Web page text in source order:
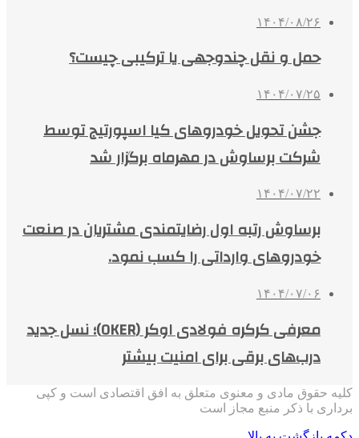
۱۴۰۴/۰۸/۲۶
حمل و نقل چندوجهی یا ترکیبی چیست؟
۱۴۰۴/۰۷/۲۵
جشن تحویل خودروهای کیا اسپورتیج توسط
شرکت برساوش در مهرماه برگزار شد
۱۴۰۴/۰۷/۲۲
برساوش رتبه اول رضایتمندی مشتریان در صنعت
خودروهای وارداتی را کسب نمود.
۱۴۰۴/۰۷/۰۶
معرفی کرکره فولادی اوکر (OKER)؛ نسل جدید
درب‌های برقی برای امنیت بیشتر
کلیه حقوق مادی و معنوی متعلق به افق اقتصادی است و کپی
برداری با ذکر منبع مجاز است